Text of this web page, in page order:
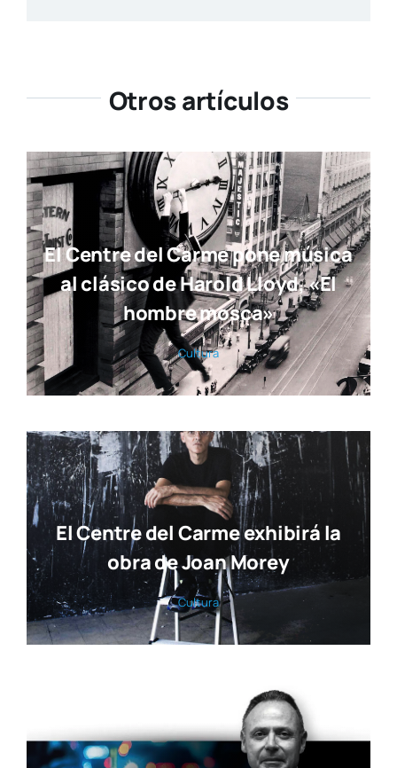
Otros artículos
El Centre del Carme pone música
al clásico de Harold Lloyd, «El
hombre mosca»
Cul­tu­ra
El Centre del Carme exhibirá la
obra de Joan Morey
Cul­tu­ra